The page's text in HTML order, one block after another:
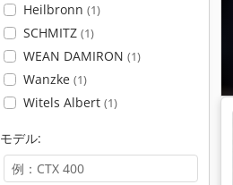
Heilbronn (1)
SCHMITZ (1)
WEAN DAMIRON (1)
Wanzke (1)
Witels Albert (1)
モデル: